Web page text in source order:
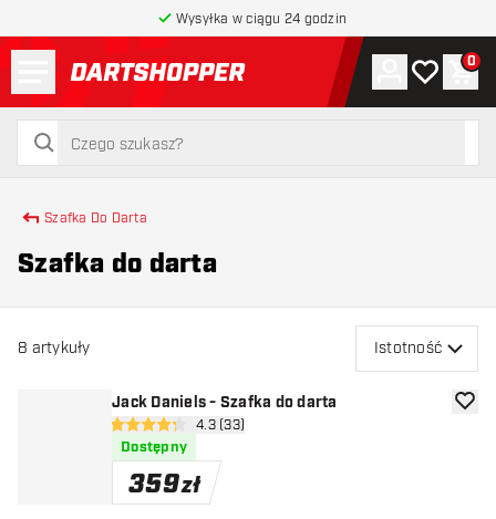
Wysyłka w ciągu 24 godzin
powrót do strony głównej
szukaj
szukaj
Konto
Moja lista
0
Szafka Do Darta
Szafka do darta
8 artykuły Istotność
Jack Daniels - Szafka do darta
otwórz panel recenzji
4.3 gwiazdki oceny
4.3 (33)
Dostępny
359zł